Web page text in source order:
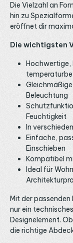
Die Vielzahl an
hin zu
eröffnet dir
Die wichtigsten
Hochwertige,
Beleuchtung
Feuchtigkeit
In
Einfache,
Einschieben
Kompatibel
Ideal für
Mit der
nur ein
Designelement.
die richtige